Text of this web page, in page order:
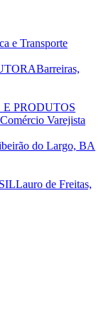
e Transporte
Barreiras,
PRODUTOS
Varejista
do Largo, BA
Lauro de Freitas,